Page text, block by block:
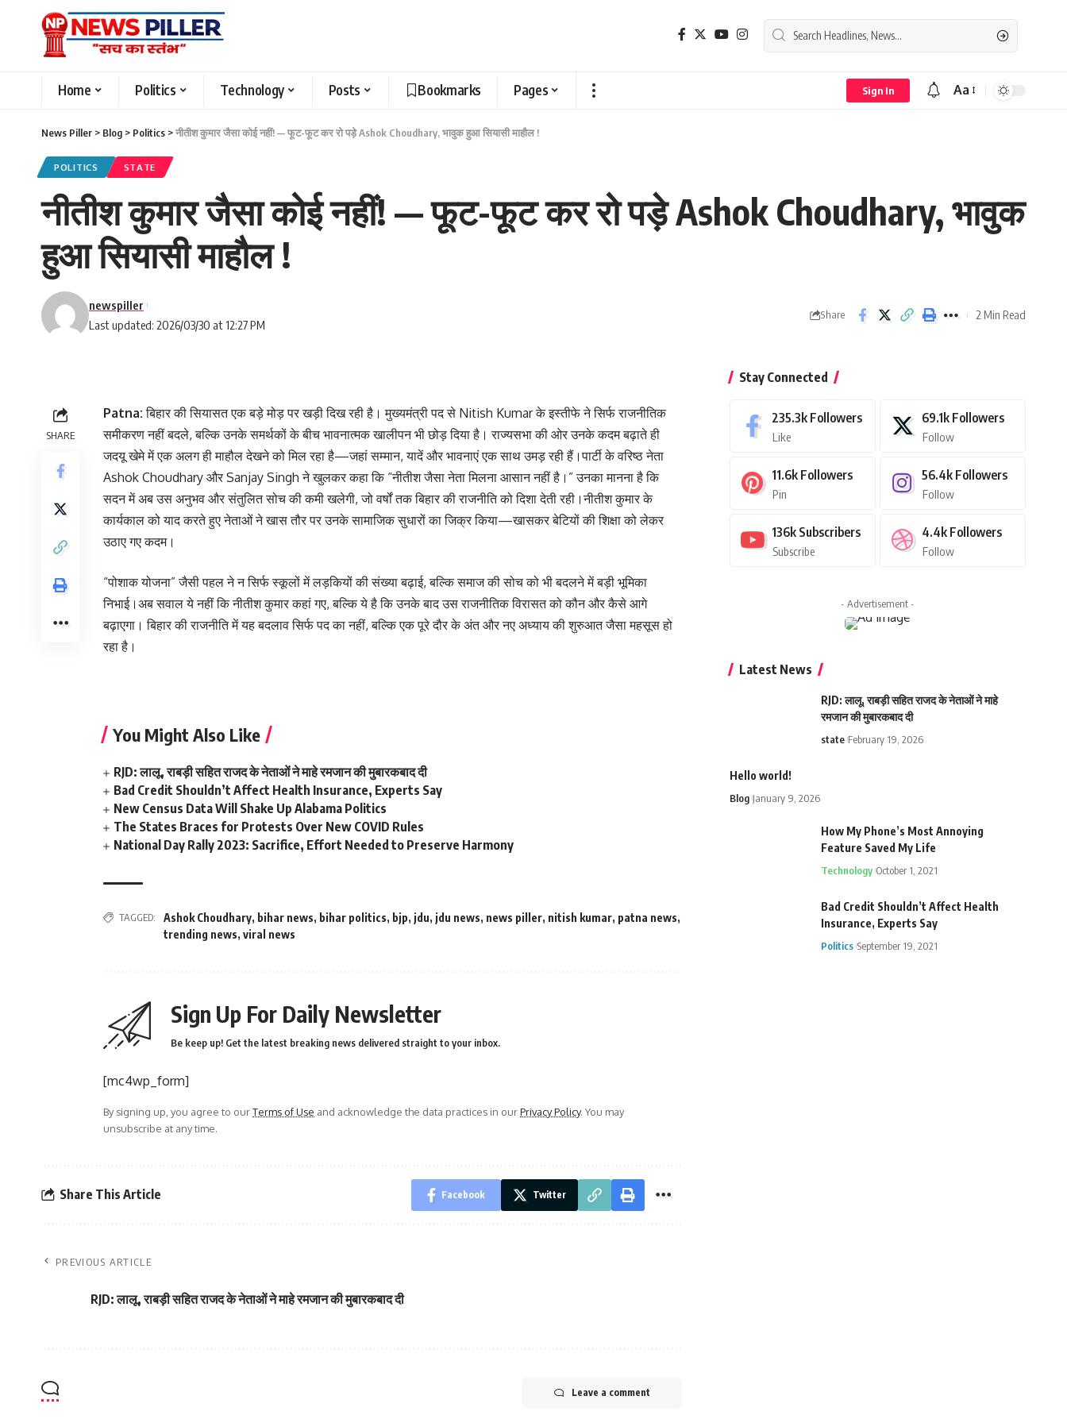
Home Politics Technology Posts Bookmarks Pages Sign In
Font
Aa
News Piller > Blog > Politics >नीतीश कुमार जैसा कोई नहीं! — फूट-फूट कर रो पड़े Ashok Choudhary, भावुक हुआ सियासी माहौल !
POLITICS STATE
नीतीश कुमार जैसा कोई नहीं! — फूट-फूट कर रो पड़े Ashok Choudhary, भावुक
हुआ सियासी माहौल !
Last updated: 2026/03/30 at 12:27 PM
newspiller
Share 2 Min Read
SHARE
Patna: बिहार की सियासत एक बड़े मोड़ पर खड़ी दिख रही है। मुख्यमंत्री पद से Nitish Kumar के इस्तीफे ने सिर्फ राजनीतिक
समीकरण नहीं बदले, बल्कि उनके समर्थकों के बीच भावनात्मक खालीपन भी छोड़ दिया है। राज्यसभा की ओर उनके कदम बढ़ाते ही
जदयू खेमे में एक अलग ही माहौल देखने को मिल रहा है—जहां सम्मान, यादें और भावनाएं एक साथ उमड़ रही हैं।पार्टी के वरिष्ठ नेता
Ashok Choudhary और Sanjay Singh ने खुलकर कहा कि “नीतीश जैसा नेता मिलना आसान नहीं है।” उनका मानना है कि
सदन में अब उस अनुभव और संतुलित सोच की कमी खलेगी, जो वर्षों तक बिहार की राजनीति को दिशा देती रही।नीतीश कुमार के
कार्यकाल को याद करते हुए नेताओं ने खास तौर पर उनके सामाजिक सुधारों का जिक्र किया—खासकर बेटियों की शिक्षा को लेकर
उठाए गए कदम।
“पोशाक योजना” जैसी पहल ने न सिर्फ स्कूलों में लड़कियों की संख्या बढ़ाई, बल्कि समाज की सोच को भी बदलने में बड़ी भूमिका
निभाई।अब सवाल ये नहीं कि नीतीश कुमार कहां गए, बल्कि ये है कि उनके बाद उस राजनीतिक विरासत को कौन और कैसे आगे
बढ़ाएगा। बिहार की राजनीति में यह बदलाव सिर्फ पद का नहीं, बल्कि एक पूरे दौर के अंत और नए अध्याय की शुरुआत जैसा महसूस हो
रहा है।
You Might Also Like
RJD: लालू, राबड़ी सहित राजद के नेताओं ने माहे रमजान की मुबारकबाद दी
Bad Credit Shouldn’t Affect Health Insurance, Experts Say
New Census Data Will Shake Up Alabama Politics
The States Braces for Protests Over New COVID Rules
National Day Rally 2023: Sacrifice, Effort Needed to Preserve Harmony
TAGGED: Ashok Choudhary, bihar news, bihar politics, bjp, jdu, jdu news, news piller, nitish kumar, patna news,
trending news, viral news
Sign Up For Daily Newsletter
Be keep up! Get the latest breaking news delivered straight to your inbox.
[mc4wp_form]
By signing up, you agree to ourTerms of Use and acknowledge the data practices in ourPrivacy Policy. You may
unsubscribe at any time.
Share This Article Facebook Twitter
PREVIOUS ARTICLE
RJD: लालू, राबड़ी सहित राजद के नेताओं ने माहे रमजान की मुबारकबाद दी
Leave a comment
Stay Connected
235.3k Followers
Like
69.1k Followers
Follow
11.6k Followers
Pin
56.4k Followers
Follow
136k Subscribers
Subscribe
4.4k Followers
Follow
- Advertisement -
Latest News
RJD: लालू, राबड़ी सहित राजद के नेताओं ने माहे
रमजान की मुबारकबाद दी
state February 19, 2026
Hello world!
Blog January 9, 2026
How My Phone’s Most Annoying
Feature Saved My Life
Technology October 1, 2021
Bad Credit Shouldn’t Affect Health
Insurance, Experts Say
Politics September 19, 2021